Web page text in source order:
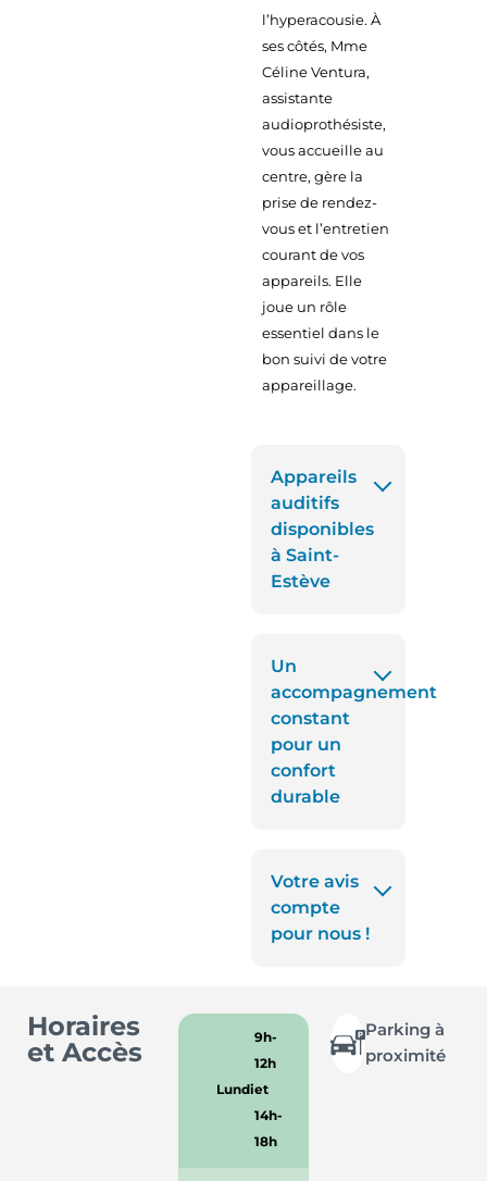
l’hyperacousie. À
ses côtés, Mme
Céline Ventura,
assistante
audioprothésiste,
vous accueille au
centre, gère la
prise de rendez-
vous et l’entretien
courant de vos
appareils. Elle
joue un rôle
essentiel dans le
bon suivi de votre
appareillage.
Appareils
auditifs
disponibles
à Saint-
Estève
Un
accompagnement
constant
pour un
confort
durable
Votre avis
compte
pour nous !
Horaires
et Accès
Lundi
9h-
12h
et
14h-
18h
Parking à
proximité